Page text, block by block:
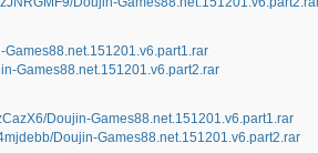
Games88.net.151201.v6.part2.rar
Doujin-Games88.net.151201.v6.part1.rar
Doujin-Games88.net.151201.v6.part2.rar